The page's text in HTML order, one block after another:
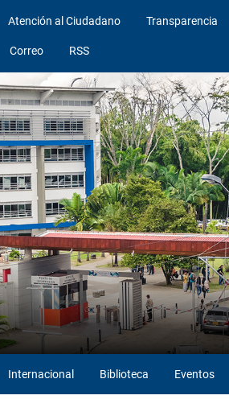
Atención al Ciudadano Transparencia
Correo RSS
Internacional Biblioteca Eventos